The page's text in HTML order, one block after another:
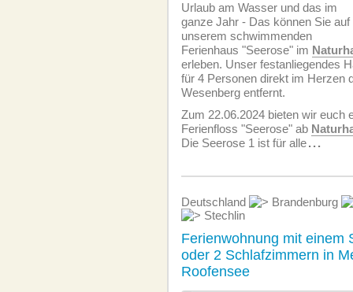
Urlaub am Wasser und das im
ganze Jahr - Das können Sie auf
unserem schwimmenden
Ferienhaus "Seerose" im
erleben. Unser festanliegendes
für 4 Personen direkt im Herzen
Wesenberg entfernt.
Zum 22.06.2024 bieten wir euch
Ferienfloss "Seerose" ab
Die Seerose 1 ist für alle...
Deutschland
Brandenburg
Stechlin
Ferienwohnung mit einem
oder 2 Schlafzimmern in
Roofensee